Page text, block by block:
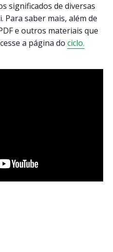
significados de diversas
Para saber mais, além de
e outros materiais que
a página do ciclo.